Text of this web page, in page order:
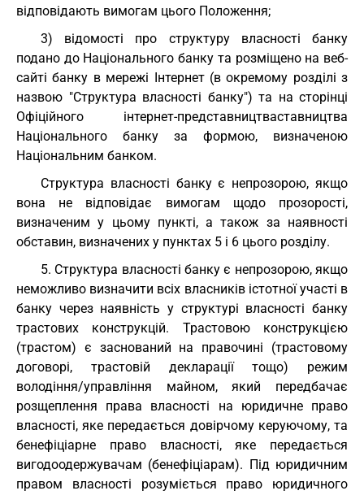
відповідають вимогам цього Положення;
3) відомості про структуру власності банку
подано до Національного банку та розміщено на веб-
сайті банку в мережі Інтернет (в окремому розділі з
назвою "Структура власності банку") та на сторінці
Офіційного інтернет-представництваставництва
Національного банку за формою, визначеною
Національним банком.
Структура власності банку є непрозорою, якщо
вона не відповідає вимогам щодо прозорості,
визначеним у цьому пункті, а також за наявності
обставин, визначених у пунктах 5 і 6 цього розділу.
5. Структура власності банку є непрозорою, якщо
неможливо визначити всіх власників істотної участі в
банку через наявність у структурі власності банку
трастових конструкцій. Трастовою конструкцією
(трастом) є заснований на правочині (трастовому
договорі, трастовій декларації тощо) режим
володіння/управління майном, який передбачає
розщеплення права власності на юридичне право
власності, яке передається довірчому керуючому, та
бенефіціарне право власності, яке передається
вигодоодержувачам (бенефіціарам). Під юридичним
правом власності розуміється право юридичного